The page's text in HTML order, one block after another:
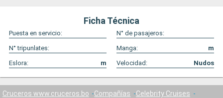
Ficha Técnica
Puesta en servicio:
N° de pasajeros:
N° tripunlates:
Manga:
m
Eslora:
m Velocidad: Nudos
Cruceros www.cruceros.bo Compañías
Celebrity Cruises